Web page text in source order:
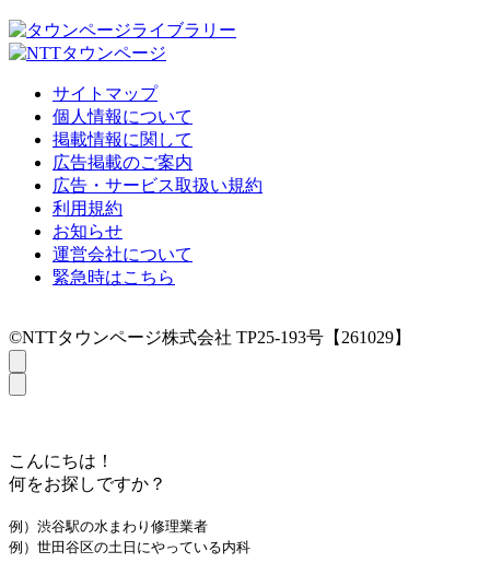
サイトマップ
個人情報について
掲載情報に関して
広告掲載のご案内
広告・サービス取扱い規約
利用規約
お知らせ
運営会社について
緊急時はこちら
©NTTタウンページ株式会社 TP25-193号【261029】
こんにちは！
何をお探しですか？
例）渋谷駅の水まわり修理業者
例）世田谷区の土日にやっている内科